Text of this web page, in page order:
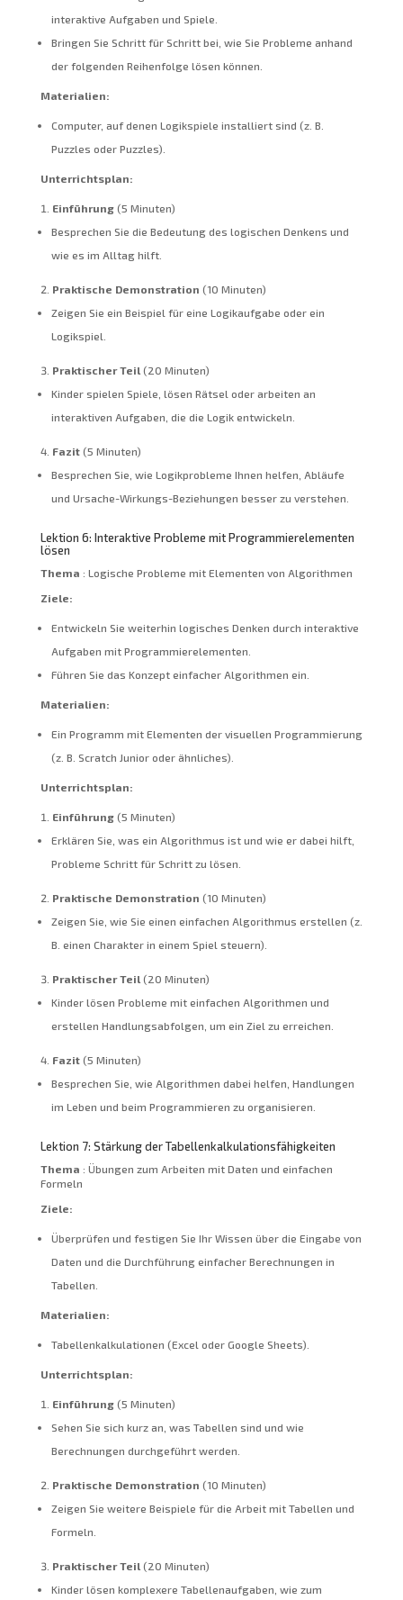
interaktive Aufgaben und Spiele.
Bringen Sie Schritt für Schritt bei, wie Sie Probleme anhand
der folgenden Reihenfolge lösen können.
Materialien:
Computer, auf denen Logikspiele installiert sind (z. B.
Puzzles oder Puzzles).
Unterrichtsplan:
Einführung(5 Minuten)
Besprechen Sie die Bedeutung des logischen Denkens und
wie es im Alltag hilft.
Praktische Demonstration (10 Minuten)
Zeigen Sie ein Beispiel für eine Logikaufgabe oder ein
Logikspiel.
Praktischer Teil(20 Minuten)
Kinder spielen Spiele, lösen Rätsel oder arbeiten an
interaktiven Aufgaben, die die Logik entwickeln.
Fazit(5 Minuten)
Besprechen Sie, wie Logikprobleme Ihnen helfen, Abläufe
und Ursache-Wirkungs-Beziehungen besser zu verstehen.
Lektion 6: Interaktive Probleme mit Programmierelementen
lösen
Thema : Logische Probleme mit Elementen von Algorithmen
Ziele:
Entwickeln Sie weiterhin logisches Denken durch interaktive
Aufgaben mit Programmierelementen.
Führen Sie das Konzept einfacher Algorithmen ein.
Materialien:
Ein Programm mit Elementen der visuellen Programmierung
(z. B. Scratch Junior oder ähnliches).
Unterrichtsplan:
Einführung(5 Minuten)
Erklären Sie, was ein Algorithmus ist und wie er dabei hilft,
Probleme Schritt für Schritt zu lösen.
Praktische Demonstration (10 Minuten)
Zeigen Sie, wie Sie einen einfachen Algorithmus erstellen (z.
B. einen Charakter in einem Spiel steuern).
Praktischer Teil(20 Minuten)
Kinder lösen Probleme mit einfachen Algorithmen und
erstellen Handlungsabfolgen, um ein Ziel zu erreichen.
Fazit(5 Minuten)
Besprechen Sie, wie Algorithmen dabei helfen, Handlungen
im Leben und beim Programmieren zu organisieren.
Lektion 7: Stärkung der Tabellenkalkulationsfähigkeiten
Thema : Übungen zum Arbeiten mit Daten und einfachen
Formeln
Ziele:
Überprüfen und festigen Sie Ihr Wissen über die Eingabe von
Daten und die Durchführung einfacher Berechnungen in
Tabellen.
Materialien:
Tabellenkalkulationen (Excel oder Google Sheets).
Unterrichtsplan:
Einführung(5 Minuten)
Sehen Sie sich kurz an, was Tabellen sind und wie
Berechnungen durchgeführt werden.
Praktische Demonstration (10 Minuten)
Zeigen Sie weitere Beispiele für die Arbeit mit Tabellen und
Formeln.
Praktischer Teil(20 Minuten)
Kinder lösen komplexere Tabellenaufgaben, wie zum